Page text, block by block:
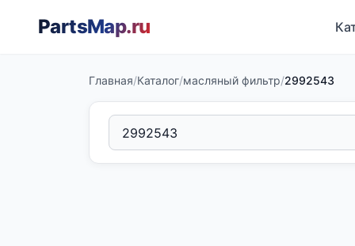
PartsMap.ru
Главная/Каталог/масляный фильтр/2992543